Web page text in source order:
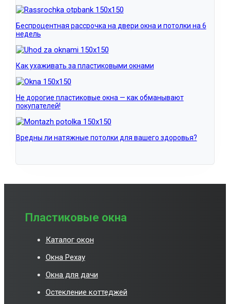
Беспроцентная рассрочка на двери окна и потолки на 6
недель
Как ухаживать за пластиковыми окнами
Не дорогие пластиковые окна — как обманывают
покупателей!
Вредны ли натяжные потолки для вашего здоровья?
Пластиковые окна
Каталог окон
Окна Рехау
Окна для дачи
Остекление коттеджей